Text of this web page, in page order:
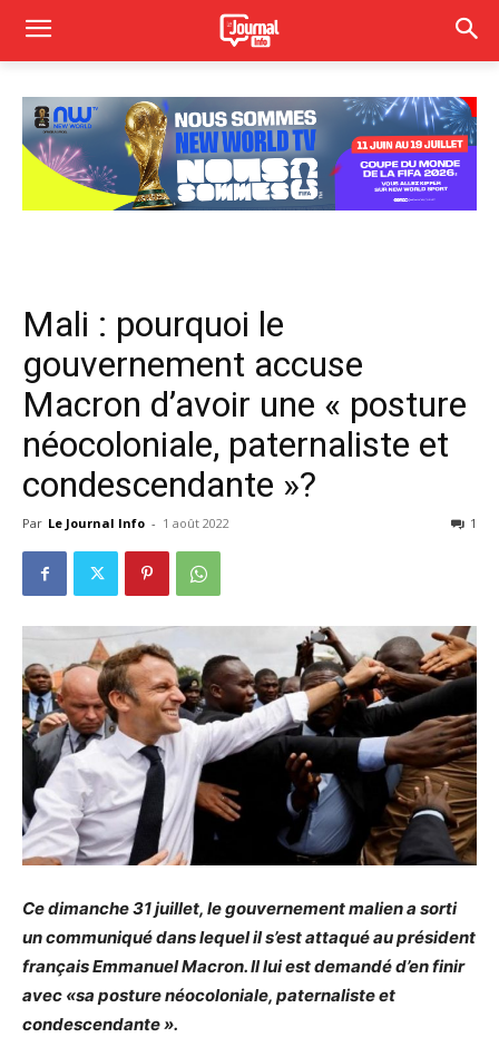
Mali : pourquoi le
gouvernement accuse
Macron d’avoir une « posture
néocoloniale, paternaliste et
condescendante »?
Par Le Journal Info - 1 août 2022 1
Ce dimanche 31 juillet, le gouvernement malien a sorti
un communiqué dans lequel il s’est attaqué au président
français Emmanuel Macron. Il lui est demandé d’en finir
avec «sa posture néocoloniale, paternaliste et
condescendante ».